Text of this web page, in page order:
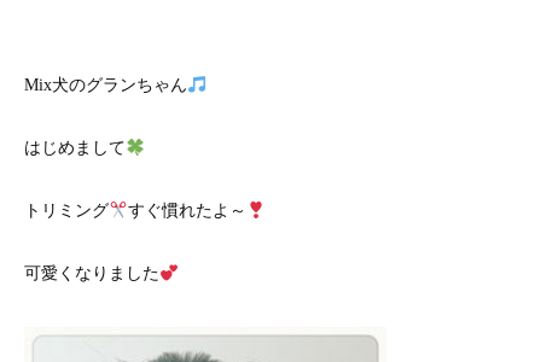
Mix犬のグランちゃん
はじめまして
トリミング すぐ慣れたよ～
可愛くなりました